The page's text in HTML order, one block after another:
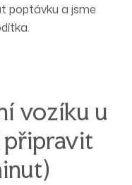
poptávku a jsme
vozíku u
připravit